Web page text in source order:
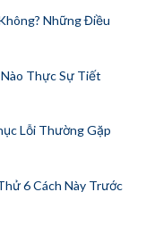
Những Điều
Nào Thực Sự Tiết
Lỗi Thường Gặp
6 Cách Này Trước